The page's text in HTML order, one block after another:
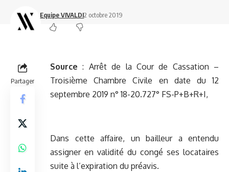
Equipe VIVALDI2 octobre 2019
Partager
Source: Arrêt de la Cour de Cassation –
Troisième Chambre Civile en date du 12
septembre 2019 n° 18-20.727° FS-P+B+R+I,
Dans cette affaire, un bailleur a entendu
assigner en validité du congé ses locataires
suite à l’expiration du préavis.